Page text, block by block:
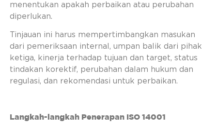
menentukan apakah perbaikan atau perubahan
diperlukan.
Tinjauan ini harus mempertimbangkan masukan
dari pemeriksaan internal, umpan balik dari pihak
ketiga, kinerja terhadap tujuan dan target, status
tindakan korektif, perubahan dalam hukum dan
regulasi, dan rekomendasi untuk perbaikan.
Langkah-langkah Penerapan ISO 14001